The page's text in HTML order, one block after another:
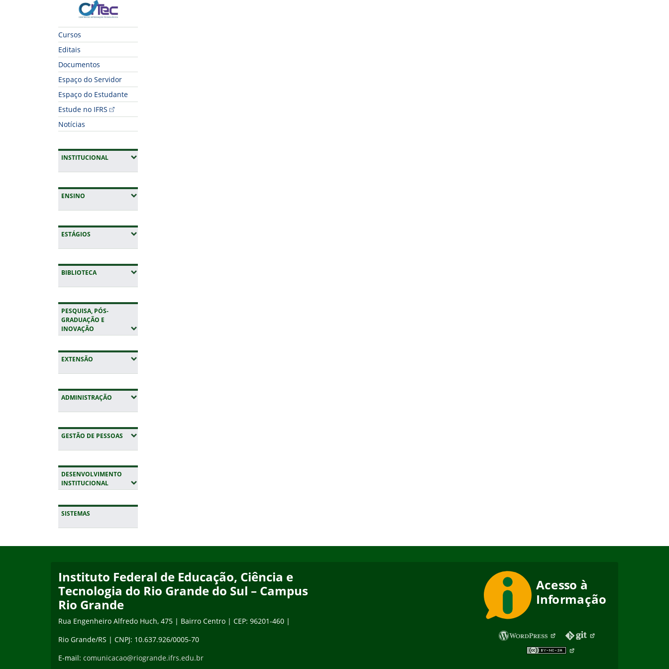
Cursos
Editais
Documentos
Espaço do Servidor
Espaço do Estudante
Estude no IFRS
Notícias
INSTITUCIONAL(EXPANDIR SUBMENUS)
ENSINO (EXPANDIR SUBMENUS)
ESTÁGIOS (EXPANDIR SUBMENUS)
BIBLIOTECA(EXPANDIR SUBMENUS)
PESQUISA, PÓS-
GRADUAÇÃO E
INOVAÇÃO (EXPANDIR SUBMENUS)
EXTENSÃO (EXPANDIR SUBMENUS)
ADMINISTRAÇÃO (EXPANDIR SUBMENUS)
GESTÃO DE PESSOAS (EXPANDIR SUBMENUS)
DESENVOLVIMENTO
INSTITUCIONAL(EXPANDIR SUBMENUS)
SISTEMAS
Instituto Federal de Educação, Ciência e
Tecnologia do Rio Grande do Sul – Campus
Rio Grande
Rua Engenheiro Alfredo Huch, 475 | Bairro Centro | CEP: 96201-460 |
Rio Grande/RS | CNPJ: 10.637.926/0005-70
E-mail: comunicacao@riogrande.ifrs.edu.br